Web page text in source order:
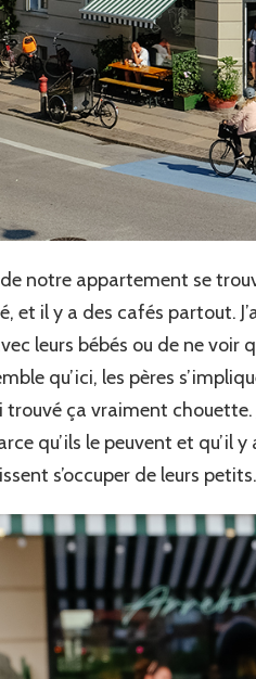
notre appartement se
et il y a des cafés partout.
leurs bébés ou de ne voir
qu’ici, les pères
trouvé ça vraiment chouette.
qu’ils le peuvent et qu’il
s’occuper de leurs petits.